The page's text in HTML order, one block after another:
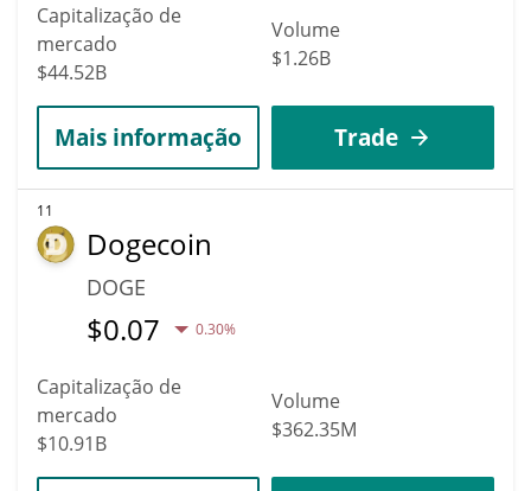
Capitalização de
mercado
$44.52B
Volume
$1.26B
Mais informação Trade
11
Dogecoin
DOGE
$0.07 0.30%
Capitalização de
mercado
$10.91B
Volume
$362.35M